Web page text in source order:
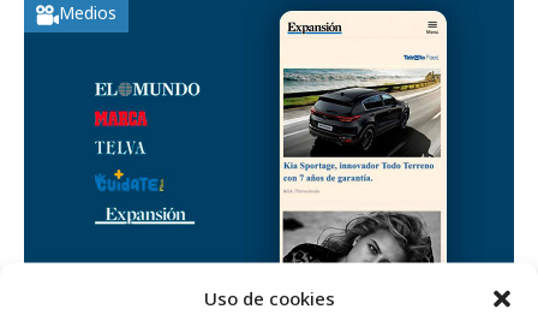
Uso de cookies
Medios